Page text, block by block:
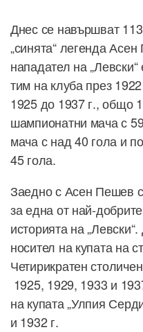
Днес се навършват
„синята“ легенда
нападател на
тим на клуба през
1925 до 1937 г., общо
шампионатни мача с
мача с над 40 гола и
45 гола.
Заедно с Асен Пешев
за една от най-
историята на
носител на купата на
Четирикратен
1925, 1929, 1933 и
на купата „Улпия
и 1932 г.